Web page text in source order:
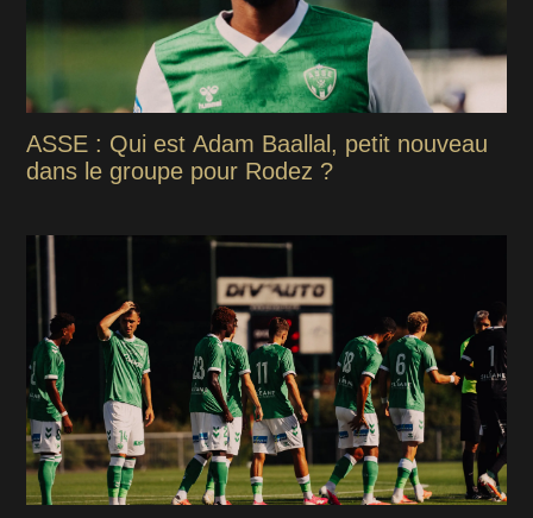
ASSE : Qui est Adam Baallal, petit nouveau
dans le groupe pour Rodez ?